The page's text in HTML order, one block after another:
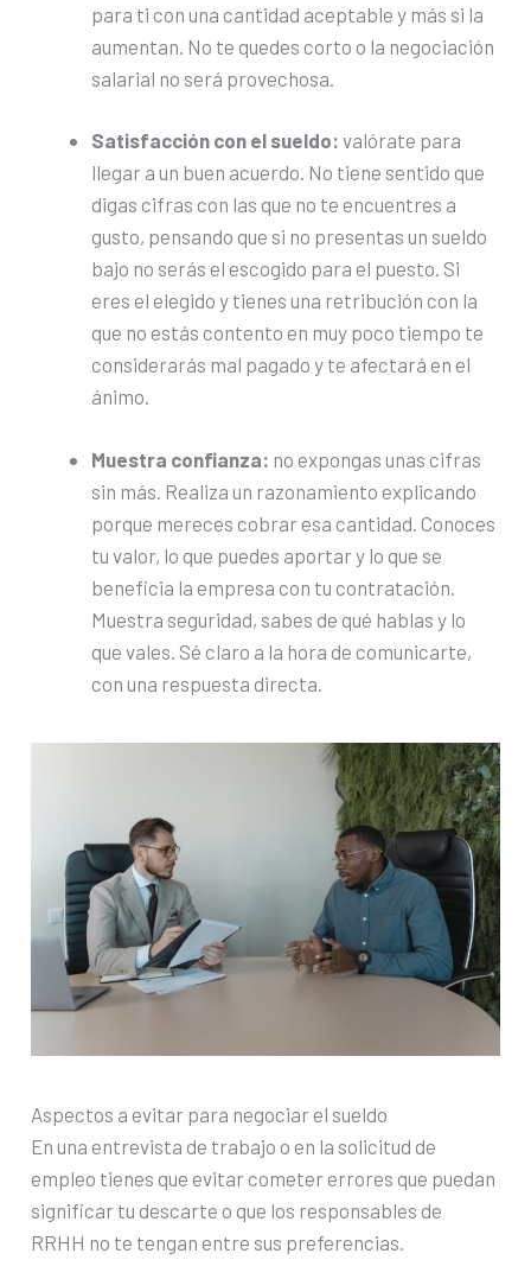
para ti con una cantidad aceptable y más si la
aumentan. No te quedes corto o la negociación
salarial no será provechosa.
Satisfacción con el sueldo:valórate para
llegar a un buen acuerdo. No tiene sentido que
digas cifras con las que no te encuentres a
gusto, pensando que si no presentas un sueldo
bajo no serás el escogido para el puesto. Si
eres el elegido y tienes una retribución con la
que no estás contento en muy poco tiempo te
considerarás mal pagado y te afectará en el
ánimo.
Muestra confianza: no expongas unas cifras
sin más. Realiza un razonamiento explicando
porque mereces cobrar esa cantidad. Conoces
tu valor, lo que puedes aportar y lo que se
beneficia la empresa con tu contratación.
Muestra seguridad, sabes de qué hablas y lo
que vales. Sé claro a la hora de comunicarte,
con una respuesta directa.
Aspectos a evitar para negociar el sueldo
En una entrevista de trabajo o en la solicitud de
empleo tienes que evitar cometer errores que puedan
significar tu descarte o que los responsables de
RRHH no te tengan entre sus preferencias.